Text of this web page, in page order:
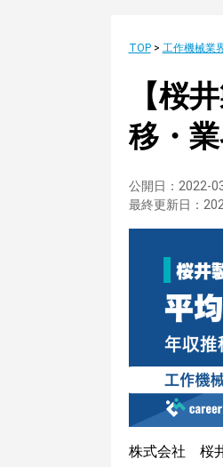
TOP> 工作機械業
【桜
移・
公開日： 2022-
最終更新日：
株式会社 桜